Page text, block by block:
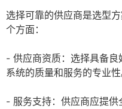
选择可靠的供应商是选型
个方面：
- 供应商资质：选择具备
系统的质量和服务的专业性
- 服务支持：供应商应提供